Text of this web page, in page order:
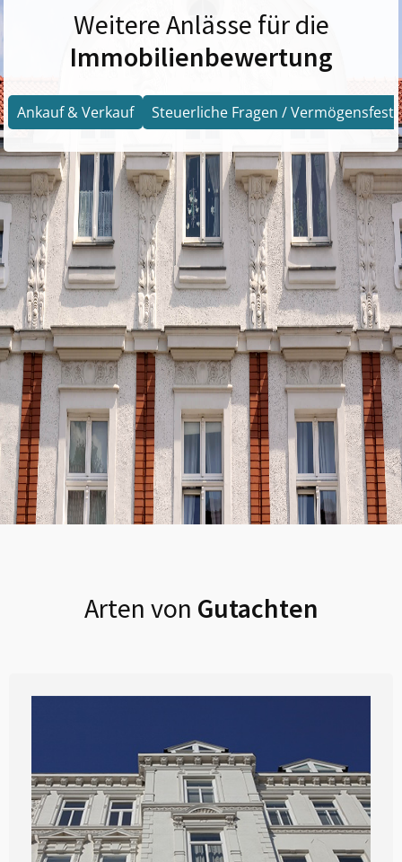
Weitere Anlässe für die
Immobilienbewertung
Ankauf & Verkauf Steuerliche Fragen /
Arten von Gutachten